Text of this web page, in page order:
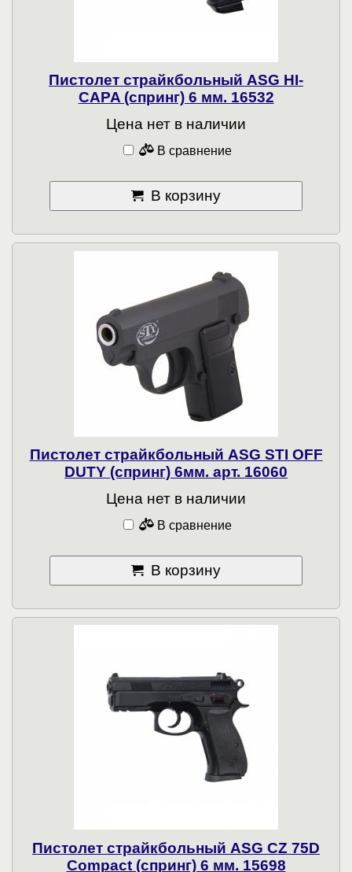
Пистолет страйкбольный ASG HI-
CAPA (спринг) 6 мм. 16532
Цена нет в наличии
В сравнение
В корзину
Пистолет страйкбольный ASG STI OFF
DUTY (спринг) 6мм. арт. 16060
Цена нет в наличии
В сравнение
В корзину
Пистолет страйкбольный ASG CZ 75D
Compact (спринг) 6 мм. 15698